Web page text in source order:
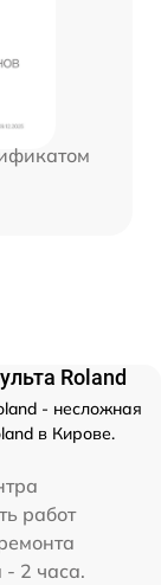
Roland
- несложная
в Кирове.
работ
- 2 часа.